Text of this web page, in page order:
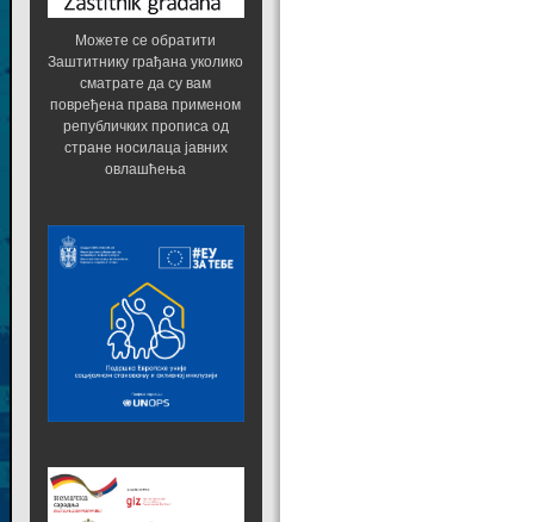
Можете се обратити
Заштитнику грађана уколико
сматрате да су вам
повређена права применом
републичких прописа од
стране носилаца јавних
овлашћења